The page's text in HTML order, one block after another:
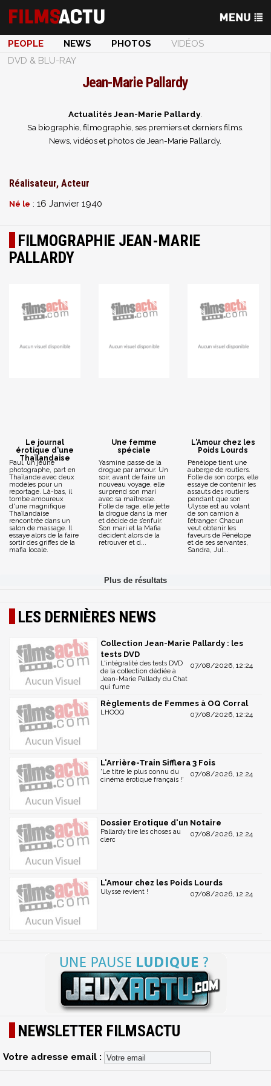
PEOPLE NEWS PHOTOS
VIDÉOS
DVD & BLU-RAY
Jean-Marie Pallardy
Actualités Jean-Marie Pallardy.
Sa biographie, filmographie, ses premiers et derniers films.
News, vidéos et photos de Jean-Marie Pallardy.
Réalisateur, Acteur
Né le : 16 Janvier 1940
FILMOGRAPHIE JEAN-MARIE
PALLARDY
Le journal
érotique d'une
Thaïlandaise
Paul, un jeune
photographe, part en
Thaïlande avec deux
modèles pour un
reportage. Là-bas, il
tombe amoureux
d'une magnifique
Thaïlandaise
rencontrée dans un
salon de massage. Il
essaye alors de la faire
sortir des griffes de la
mafia locale.
Une femme
spéciale
Yasmine passe de la
drogue par amour. Un
soir, avant de faire un
nouveau voyage, elle
surprend son mari
avec sa maîtresse.
Folle de rage, elle jette
la drogue dans la mer
et décide de s’enfuir.
Son mari et la Mafia
décident alors de la
retrouver et d...
L'Amour chez les
Poids Lourds
Pénélope tient une
auberge de routiers.
Folle de son corps, elle
essaye de contenir les
assauts des routiers
pendant que son
Ulysse est au volant
de son camion à
l’étranger. Chacun
veut obtenir les
faveurs de Pénélope
et de ses servantes,
Sandra, Jul...
LES DERNIÈRES NEWS
Collection Jean-Marie Pallardy : les
tests DVD
07/08/2026, 12:24
L'intégralité des tests DVD
de la collection dédiée à
Jean-Marie Pallady du Chat
qui fume
Règlements de Femmes à OQ Corral
07/08/2026, 12:24
LHOOQ
L'Arrière-Train Sifflera 3 Fois
07/08/2026, 12:24
'Le titre le plus connu du
cinéma érotique français !'
Dossier Erotique d'un Notaire
07/08/2026, 12:24
Pallardy tire les choses au
clerc
L'Amour chez les Poids Lourds
07/08/2026, 12:24
Ulysse revient !
NEWSLETTER FILMSACTU
Votre adresse email :